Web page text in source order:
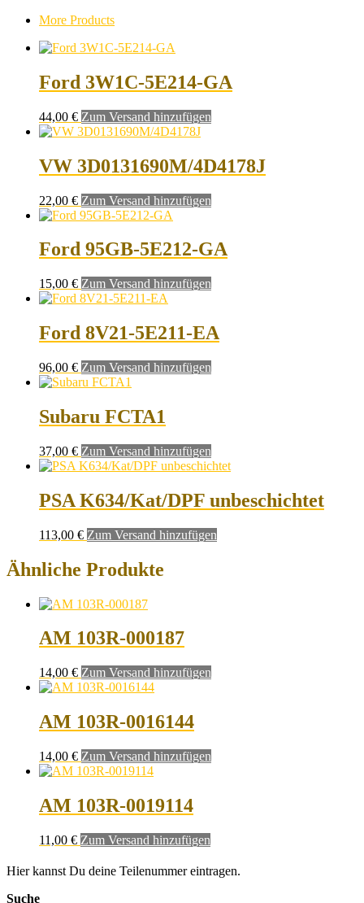
More Products
Ford 3W1C-5E214-GA
44,00 € Zum Versand hinzufügen
VW 3D0131690M/4D4178J
22,00 € Zum Versand hinzufügen
Ford 95GB-5E212-GA
15,00 € Zum Versand hinzufügen
Ford 8V21-5E211-EA
96,00 € Zum Versand hinzufügen
Subaru FCTA1
37,00 € Zum Versand hinzufügen
PSA K634/Kat/DPF unbeschichtet
113,00 € Zum Versand hinzufügen
Ähnliche Produkte
AM 103R-000187
14,00 € Zum Versand hinzufügen
AM 103R-0016144
14,00 € Zum Versand hinzufügen
AM 103R-0019114
11,00 € Zum Versand hinzufügen
Hier kannst Du deine Teilenummer eintragen.
Suche